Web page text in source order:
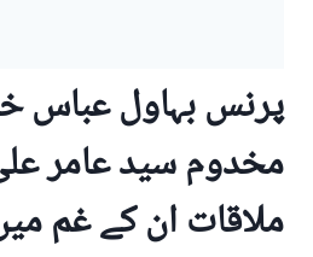
پرنس بہاول عباس
مخدوم سید عامر
ملاقات ان کے غم